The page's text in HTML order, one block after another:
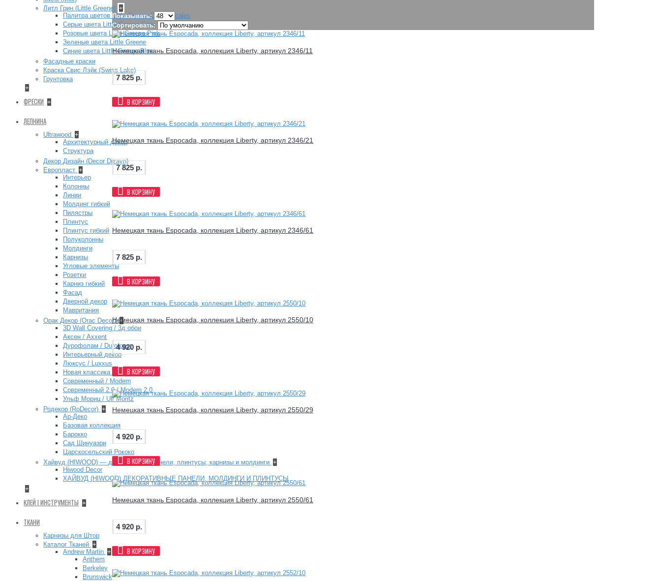
Литл Грин (Little Greene) +
Палитра цветов Little Greene Colour Scales
Серые цвета Little Greene Grey
Розовые цвета Little Greene Pink
Зеленые цвета Little Greene
Синие цвета Little Greene Blue
Фасадные краски
Краска Свис Лэйк (Swiss Lake)
Грунтовка
+
ФРЕСКИ +
ЛЕПНИНА
Ultrawood +
Архитектурный декор
Структура
Декор Дизайн (Decor Dizayn)
Европласт +
Интерьер
Колонны
Линии
Молдинг гибкий
Пилястры
Плинтус
Плинтус гибкий
Полуколонны
Молдинги
Карнизы
Угловые элементы
Розетки
Карниз гибкий
Фасад
Дверной декор
Мавритания
Орак Декор (Orac Decor) +
3D Wall Covering / 3д обои
Аксен / Axxent
Дурофолам / Durofoam
Интерьерный декор
Люксус / Luxxus
Новая классика / New Classics
Современный / Modern
Современный 2.0 / Modern 2.0
Ульф Мориц / Ulf Moritz
Родекор (RoDecor) +
Ар-Деко
Базовая коллекция
Барокко
Сад Шинуазри
Царскосельский Рококо
Хайвуд (HIWOOD) — декоративные панели, плинтусы, карнизы и молдинги +
Hiwood Decor
ХАЙВУД (HIWOOD) ДЕКОРАТИВНЫЕ ПАНЕЛИ, МОЛДИНГИ И ПЛИНТУСЫ
+
КЛЕЙ | ИНСТРУМЕНТЫ +
ТКАНИ
Карнизы для Штор
Каталог Тканей +
Andrew Martin +
Anthem
Berkeley
Brunswick
Показывать:
Сортировать:
Немецкая ткань Espocada, коллекция Liberty, артикул 2346/11
7 825 р.
В КОРЗИНУ
Немецкая ткань Espocada, коллекция Liberty, артикул 2346/21
7 825 р.
В КОРЗИНУ
Немецкая ткань Espocada, коллекция Liberty, артикул 2346/61
7 825 р.
В КОРЗИНУ
Немецкая ткань Espocada, коллекция Liberty, артикул 2550/10
4 920 р.
В КОРЗИНУ
Немецкая ткань Espocada, коллекция Liberty, артикул 2550/29
4 920 р.
В КОРЗИНУ
Немецкая ткань Espocada, коллекция Liberty, артикул 2550/61
4 920 р.
В КОРЗИНУ